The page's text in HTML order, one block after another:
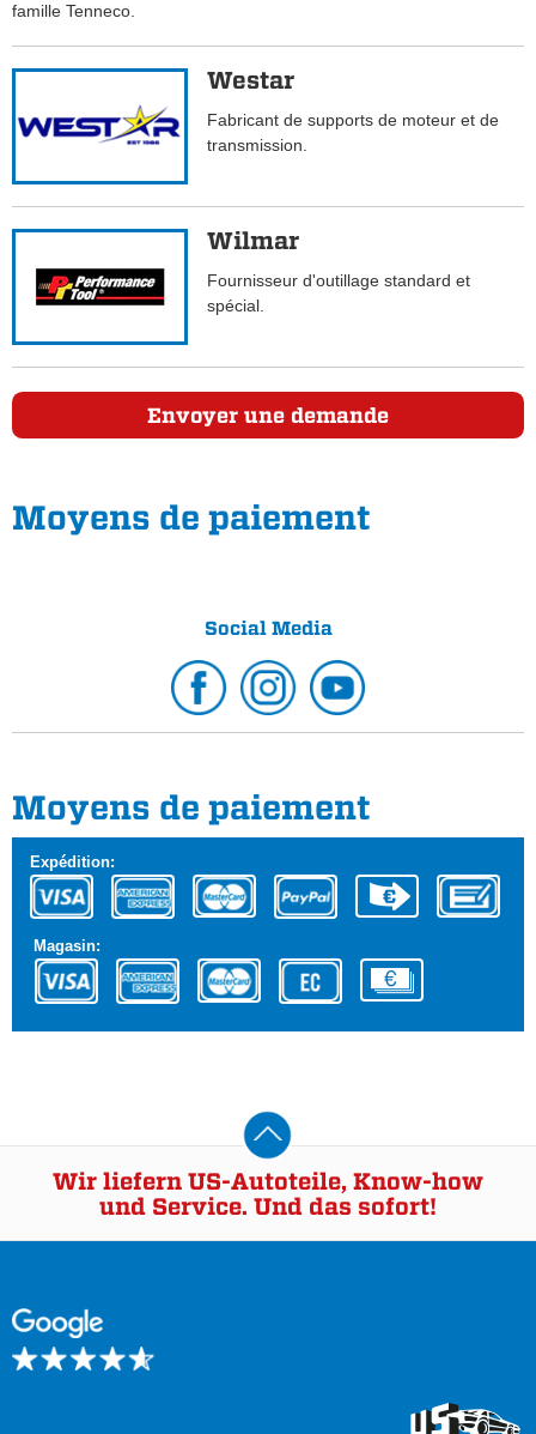
famille Tenneco.
Westar
Fabricant de supports de moteur et de
transmission.
Wilmar
Fournisseur d'outillage standard et
spécial.
Envoyer une demande
Moyens de paiement
Social Media
Moyens de paiement
Expédition:
Magasin:
Wir liefern US-Autoteile, Know-how
und Service. Und das sofort!